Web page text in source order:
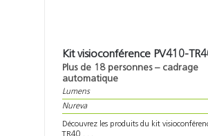
Kit visioconférence PV410-
Plus de 18 personnes – cadrage
automatique
Lumens
Nureva
Découvrez les produits du kit